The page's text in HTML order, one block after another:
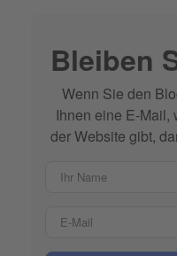
Bleiben
Wenn Sie den
Ihnen eine E-Mail,
der Website gibt,